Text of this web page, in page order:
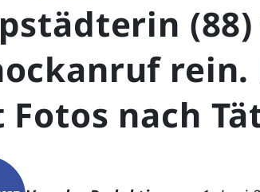
Fotos nach